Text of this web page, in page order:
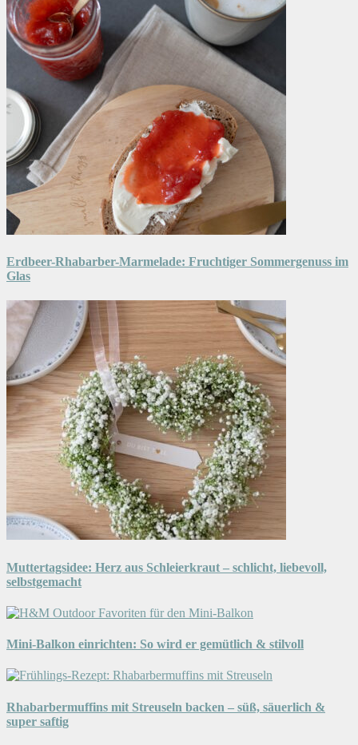
Erdbeer-Rhabarber-Marmelade: Fruchtiger Sommergenuss im
Glas
Muttertagsidee: Herz aus Schleierkraut – schlicht, liebevoll,
selbstgemacht
Mini-Balkon einrichten: So wird er gemütlich & stilvoll
Rhabarbermuffins mit Streuseln backen – süß, säuerlich &
super saftig